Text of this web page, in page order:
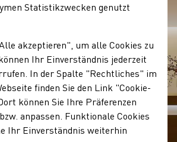
Statistikzwecken genutzt
akzeptieren", um alle Cookies zu
Ihr Einverständnis jederzeit
In der Spalte "Rechtliches" im
finden Sie den Link "Cookie-
können Sie Ihre Präferenzen
anpassen. Funktionale Cookies
Ihr Einverständnis weiterhin